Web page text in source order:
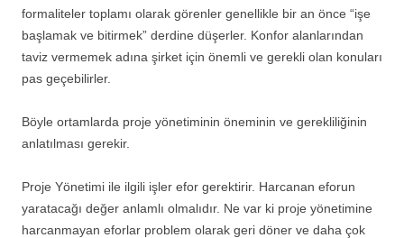
formaliteler toplamı olarak görenler genellikle bir an önce “işe
başlamak ve bitirmek” derdine düşerler. Konfor alanlarından
taviz vermemek adına şirket için önemli ve gerekli olan konuları
pas geçebilirler.
Böyle ortamlarda proje yönetiminin öneminin ve gerekliliğinin
anlatılması gerekir.
Proje Yönetimi ile ilgili işler efor gerektirir. Harcanan eforun
yaratacağı değer anlamlı olmalıdır. Ne var ki proje yönetimine
harcanmayan eforlar problem olarak geri döner ve daha çok